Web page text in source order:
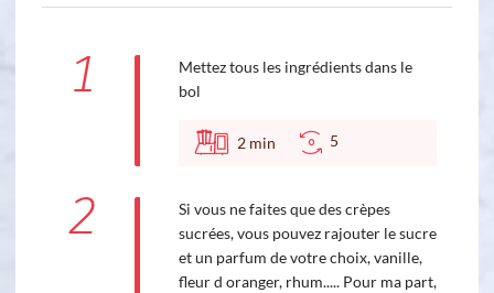
1
Mettez tous les ingrédients dans le
bol
2 min 5
2
Si vous ne faites que des crèpes
sucrées, vous pouvez rajouter le sucre
et un parfum de votre choix, vanille,
fleur d oranger, rhum..... Pour ma part,